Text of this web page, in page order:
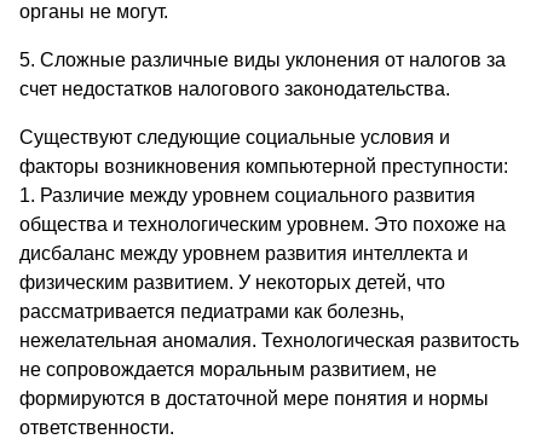
органы не могут.
5. Сложные различные виды уклонения от налогов за
счет недостатков налогового законодательства.
Существуют следующие социальные условия и
факторы возникновения компьютерной преступности:
1. Различие между уровнем социального развития
общества и технологическим уровнем. Это похоже на
дисбаланс между уровнем развития интеллекта и
физическим развитием. У некоторых детей, что
рассматривается педиатрами как болезнь,
нежелательная аномалия. Технологическая развитость
не сопровождается моральным развитием, не
формируются в достаточной мере понятия и нормы
ответственности.